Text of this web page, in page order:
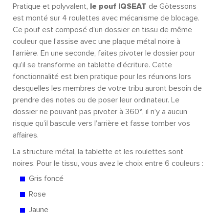
Pratique et polyvalent, le pouf IQSEAT de Götessons
est monté sur 4 roulettes avec mécanisme de blocage.
Ce pouf est composé d’un dossier en tissu de même
couleur que l’assise avec une plaque métal noire à
l’arrière. En une seconde, faites pivoter le dossier pour
qu’il se transforme en tablette d’écriture. Cette
fonctionnalité est bien pratique pour les réunions lors
desquelles les membres de votre tribu auront besoin de
prendre des notes ou de poser leur ordinateur. Le
dossier ne pouvant pas pivoter à 360°, il n’y a aucun
risque qu’il bascule vers l’arrière et fasse tomber vos
affaires.
La structure métal, la tablette et les roulettes sont
noires. Pour le tissu, vous avez le choix entre 6 couleurs :
Gris foncé
Rose
Jaune